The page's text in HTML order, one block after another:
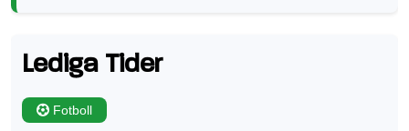
Lediga Tider
Fotboll